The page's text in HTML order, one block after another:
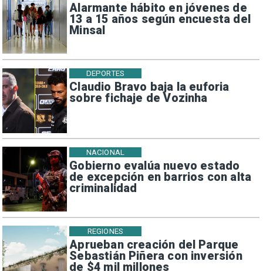
Alarmante hábito en jóvenes de
13 a 15 años según encuesta del
Minsal
Claudio Bravo baja la euforia
sobre fichaje de Vozinha
DEPORTES
Gobierno evalúa nuevo estado
de excepción en barrios con alta
criminalidad
NACIONAL
Aprueban creación del Parque
Sebastián Piñera con inversión
de $4 mil millones
REGIONES